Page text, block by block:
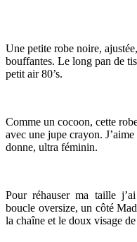
Une petite robe noire,
bouffantes. Le long pan de
petit air 80’s.
Comme un cocoon, cette
avec une jupe crayon.
donne, ultra féminin.
Pour réhauser ma taille
boucle oversize, un côté
la chaîne et le doux visage